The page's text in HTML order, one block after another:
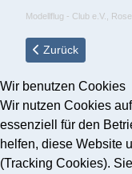
Modellflug - Club e.V.,
Vorheriger
Zurück
Wir benutzen Cookies
Wir nutzen Cookies
essenziell für den
helfen, diese Website
(Tracking Cookies).